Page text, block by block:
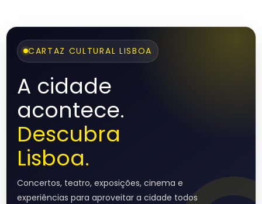
CARTAZ CULTURAL LISBOA
A cidade
acontece.
Descubra
Lisboa.
Concertos, teatro, exposições, cinema e
experiências para aproveitar a cidade todos